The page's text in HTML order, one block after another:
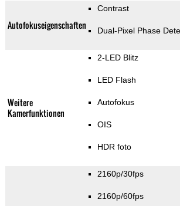
Autofokuseigenschaften
Contrast
Dual-Pixel Phase
Weitere
Kamerfunktionen
2-LED Blitz
LED Flash
Autofokus
OIS
HDR foto
2160p/30fps
2160p/60fps